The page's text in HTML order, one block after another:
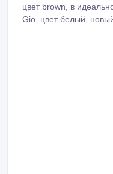
цвет brown, в
Gio, цвет белый,